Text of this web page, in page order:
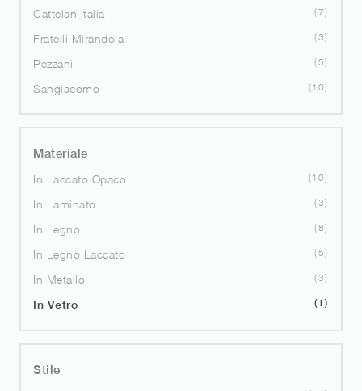
Cattelan Italia 7
Fratelli Mirandola 3
Pezzani 5
Sangiacomo 10
Materiale
In Laccato Opaco
10
In Laminato 3
In Legno 8
In Legno Laccato 5
In Metallo 3
In Vetro 1
Stile